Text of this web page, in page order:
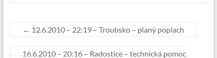
← 12.6.2010 – 22:19 – Troubsko – planý poplach
16.6.2010 – 20:16 – Radostice – technická pomoc